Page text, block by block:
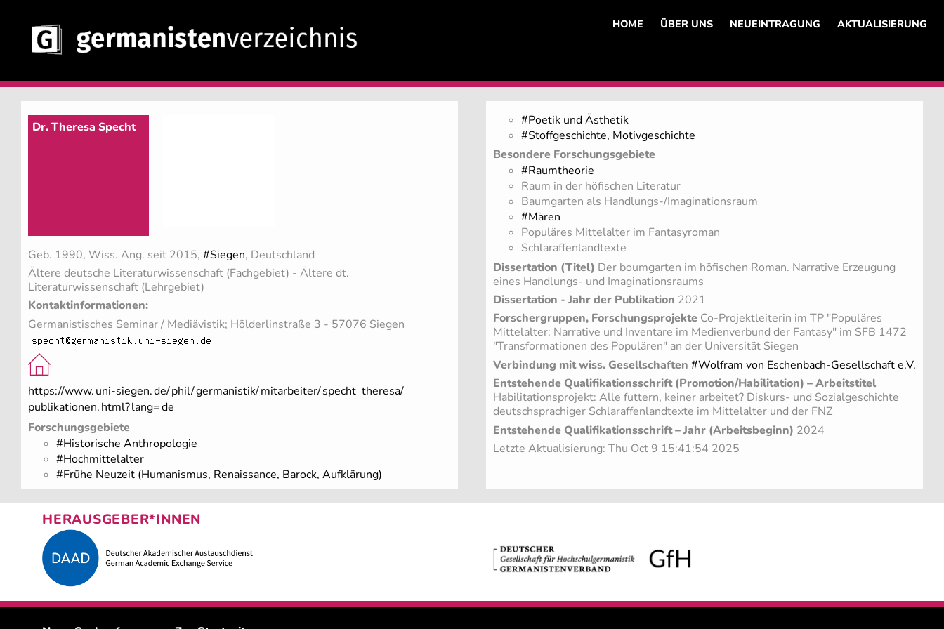
HOME ÜBER UNS NEUEINTRAGUNG AKTUALISIERUNG
Dr. Theresa Specht
Geb. 1990, Wiss. Ang. seit 2015, #Siegen, Deutschland
Ältere deutsche Literaturwissenschaft (Fachgebiet) - Ältere dt.
Literaturwissenschaft (Lehrgebiet)
Kontaktinformationen:
Germanistisches Seminar / Mediävistik; Hölderlinstraße 3 - 57076 Siegen
https://www.uni-siegen.de/phil/germanistik/mitarbeiter/specht_theresa/
publikationen.html?lang=de
Forschungsgebiete
#Historische Anthropologie
#Hochmittelalter
#Frühe Neuzeit (Humanismus, Renaissance, Barock, Aufklärung)
#Poetik und Ästhetik
#Stoffgeschichte, Motivgeschichte
Besondere Forschungsgebiete
#Raumtheorie
Raum in der höfischen Literatur
Baumgarten als Handlungs-/Imaginationsraum
#Mären
Populäres Mittelalter im Fantasyroman
Schlaraffenlandtexte
Dissertation (Titel) Der boumgarten im höfischen Roman. Narrative Erzeugung
eines Handlungs- und Imaginationsraums
Dissertation - Jahr der Publikation 2021
Forschergruppen, Forschungsprojekte Co-Projektleiterin im TP "Populäres
Mittelalter: Narrative und Inventare im Medienverbund der Fantasy" im SFB 1472
"Transformationen des Populären" an der Universität Siegen
Verbindung mit wiss. Gesellschaften #Wolfram von Eschenbach-Gesellschaft e.V.
Entstehende Qualifikationsschrift (Promotion/Habilitation) – Arbeitstitel
Habilitationsprojekt: Alle futtern, keiner arbeitet? Diskurs- und Sozialgeschichte
deutschsprachiger Schlaraffenlandtexte im Mittelalter und der FNZ
Entstehende Qualifikationsschrift – Jahr (Arbeitsbeginn) 2024
Letzte Aktualisierung: Thu Oct 9 15:41:54 2025
HERAUSGEBER*INNEN